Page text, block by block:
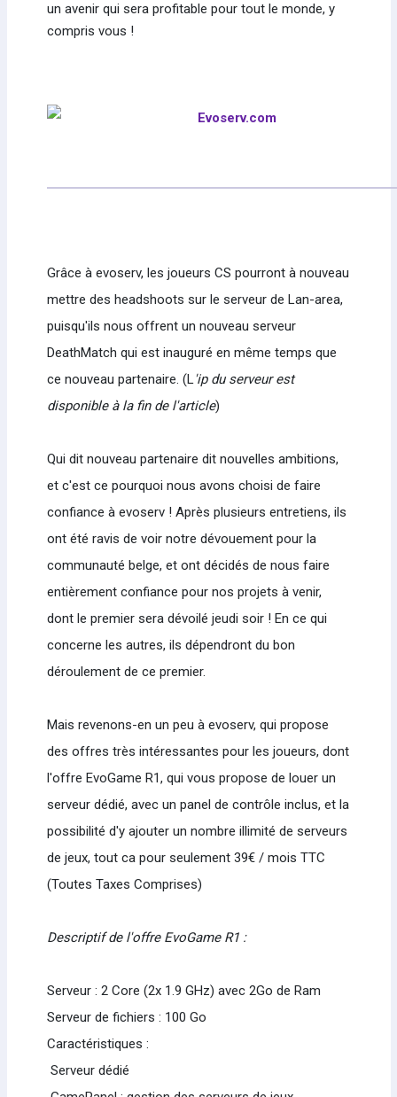
un avenir qui sera profitable pour tout le monde, y
compris vous !
Grâce à evoserv, les joueurs CS pourront à nouveau
mettre des headshoots sur le serveur de Lan-area,
puisqu'ils nous offrent un nouveau serveur
DeathMatch qui est inauguré en même temps que
ce nouveau partenaire. (L'ip du serveur est
disponible à la fin de l'article)
Qui dit nouveau partenaire dit nouvelles ambitions,
et c'est ce pourquoi nous avons choisi de faire
confiance à evoserv ! Après plusieurs entretiens, ils
ont été ravis de voir notre dévouement pour la
communauté belge, et ont décidés de nous faire
entièrement confiance pour nos projets à venir,
dont le premier sera dévoilé jeudi soir ! En ce qui
concerne les autres, ils dépendront du bon
déroulement de ce premier.
Mais revenons-en un peu à evoserv, qui propose
des offres très intéressantes pour les joueurs, dont
l'offre EvoGame R1, qui vous propose de louer un
serveur dédié, avec un panel de contrôle inclus, et la
possibilité d'y ajouter un nombre illimité de serveurs
de jeux, tout ca pour seulement 39€ / mois TTC
(Toutes Taxes Comprises)
Descriptif de l'offre EvoGame R1 :
Serveur : 2 Core (2x 1.9 GHz) avec 2Go de Ram
Serveur de fichiers : 100 Go
Caractéristiques :
Serveur dédié